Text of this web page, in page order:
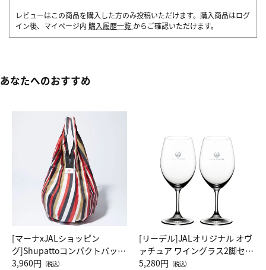
レビューはこの商品を購入した方のみ投稿いただけます。購入商品はログ
イン後、マイページ内 購入履歴一覧 からご確認いただけます。
あなたへのおすすめ
[マーナxJALショッピン
グ]Shupattoコンパクトバッグ
Drop JAL客室乗務員（LC）ス
3,960円 （税込）
[リーデル]JALオリジナル オヴ
ァチュア ワイングラス2脚セッ
ト（レッドワイン）
5,280円 （税込）